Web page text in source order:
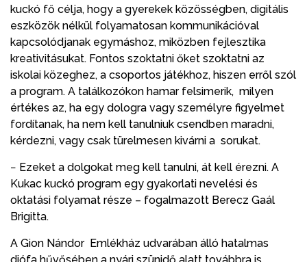
kuckó fő célja, hogy a gyerekek közösségben, digitális
eszközök nélkül folyamatosan kommunikációval
kapcsolódjanak egymáshoz, miközben fejlesztika
kreativitásukat. Fontos szoktatni őket szoktatni az
iskolai közeghez, a csoportos játékhoz, hiszen erről szól
a program. A találkozókon hamar felsimerik, milyen
értékes az, ha egy dologra vagy személyre figyelmet
fordítanak, ha nem kell tanulniuk csendben maradni,
kérdezni, vagy csak türelmesen kivárni a sorukat.
− Ezeket a dolgokat meg kell tanulni, át kell érezni. A
Kukac kuckó program egy gyakorlati nevelési és
oktatási folyamat része – fogalmazott Berecz Gaál
Brigitta.
A Gion Nándor Emlékház udvarában álló hatalmas
diófa hűvősében a nyári szünidő alatt továbbra is